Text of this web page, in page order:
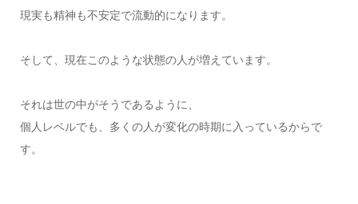
現実も精神も不安定で流動的になります。
そして、現在このような状態の人が増えています。
それは世の中がそうであるように、
個人レベルでも、多くの人が変化の時期に入っているからで
す。